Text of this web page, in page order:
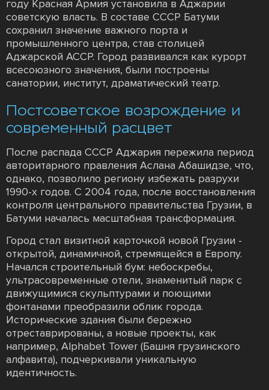
году Красная Армия установила в Аджарии
советскую власть. В составе СССР Батуми
сохранил значение важного порта и
промышленного центра, став столицей
Аджарской АССР. Город развивался как курорт
всесоюзного значения, были построены
санатории, институт, драматический театр.
Постсоветское возрождение и
современный расцвет
После распада СССР Аджария пережила период
авторитарного правления Аслана Абашидзе, что,
однако, позволило региону избежать разрухи
1990-х годов. С 2004 года, после восстановления
контроля центрального правительства Грузии, в
Батуми началась масштабная трансформация.
Город стал визитной карточкой новой Грузии -
открытой, динамичной, стремящейся в Европу.
Начался строительный бум: небоскребы,
ультрасовременные отели, знаменитый парк с
движущимися скульптурами и поющими
фонтанами преобразили облик города.
Исторические здания были бережно
отреставрированы, а новые проекты, как
например, Alphabet Tower (Башня грузинского
алфавита), подчеркивали уникальную
идентичность.